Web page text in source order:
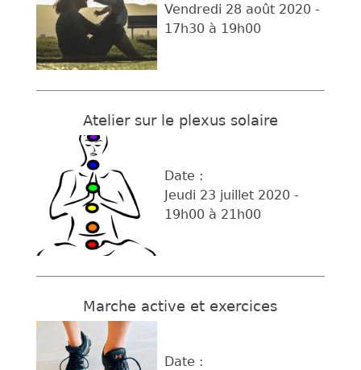
Vendredi 28 août 2020 -
17h30 à 19h00
Atelier sur le plexus solaire
Date :
Jeudi 23 juillet 2020 -
19h00 à 21h00
Marche active et exercices
Date :